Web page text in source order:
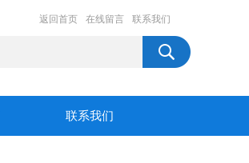
返回首页 在线留言 联系我们
联系我们